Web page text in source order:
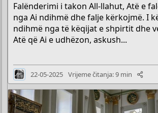
Falënderimi i takon All-llahut, Atë e
nga Ai ndihmë dhe falje kërkojmë. I
ndihmë nga të këqijat e shpirtit dhe
Atë që Ai e udhëzon, askush...
22-05-2025 Vrijeme čitanja: 9 min